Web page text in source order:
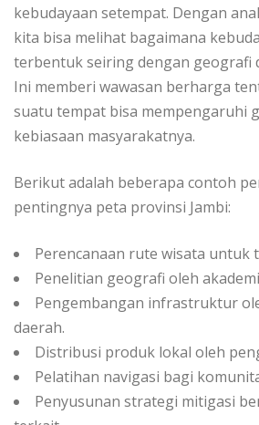
kebudayaan setempat. Dengan
kita bisa melihat bagaimana
terbentuk seiring dengan geografi
Ini memberi wawasan berharga
suatu tempat bisa mempengaruhi
kebiasaan masyarakatnya.
Berikut adalah beberapa contoh
pentingnya peta provinsi Jambi:
Perencanaan rute wisata untuk
Penelitian geografi oleh
Pengembangan infrastruktur
daerah.
Distribusi produk lokal oleh
Pelatihan navigasi bagi
Penyusunan strategi mitigasi